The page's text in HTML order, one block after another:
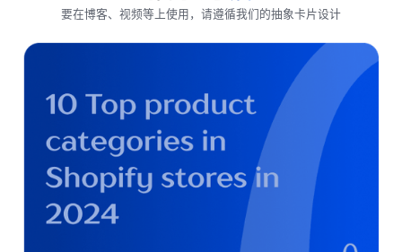
要在博客、视频等上使用，请遵循我们的抽象卡片设计